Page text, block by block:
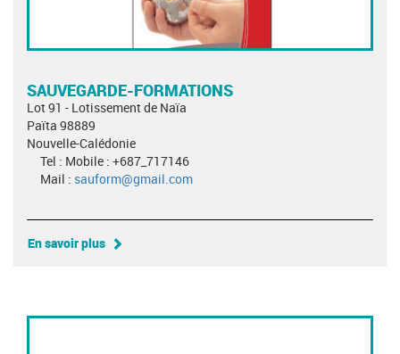
SAUVEGARDE-FORMATIONS
Lot 91 - Lotissement de Naïa
Païta 98889
Nouvelle-Calédonie
Tel : Mobile : +687_717146
Mail : sauform@gmail.com
En savoir plus